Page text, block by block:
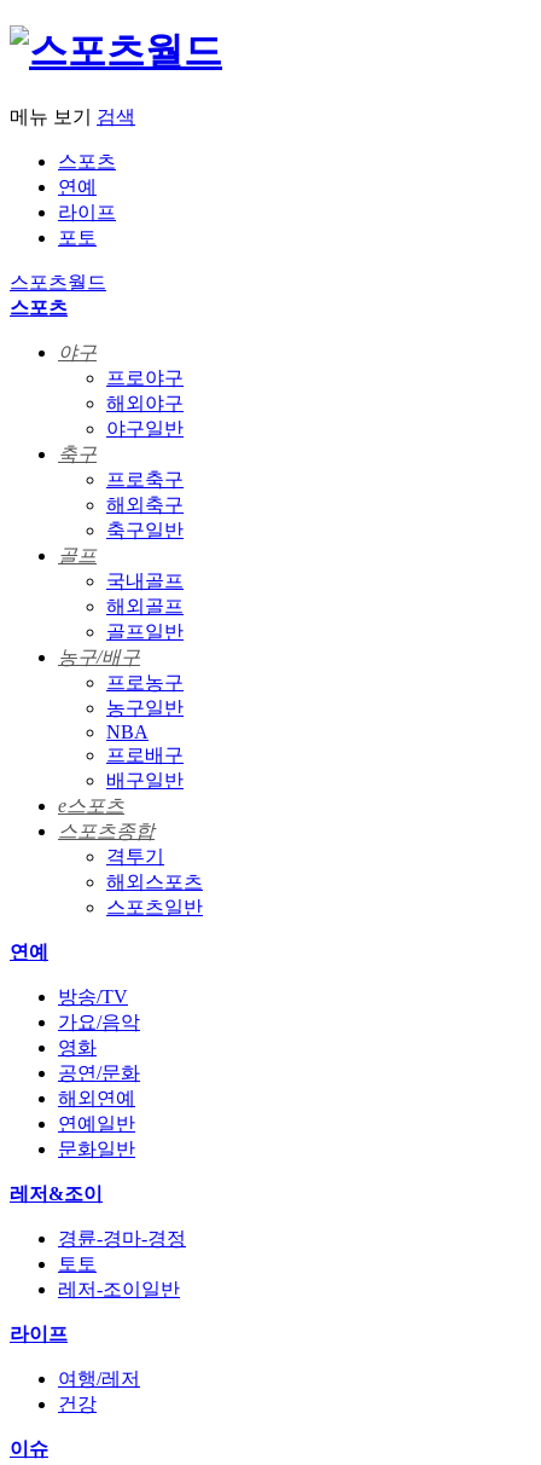
메뉴 보기 검색
스포츠
연예
라이프
포토
스포츠월드
스포츠
야구
프로야구
해외야구
야구일반
축구
프로축구
해외축구
축구일반
골프
국내골프
해외골프
골프일반
농구/배구
프로농구
농구일반
NBA
프로배구
배구일반
e스포츠
스포츠종합
격투기
해외스포츠
스포츠일반
연예
방송/TV
가요/음악
영화
공연/문화
해외연예
연예일반
문화일반
레저&조이
경륜-경마-경정
토토
레저-조이일반
라이프
여행/레저
건강
이슈